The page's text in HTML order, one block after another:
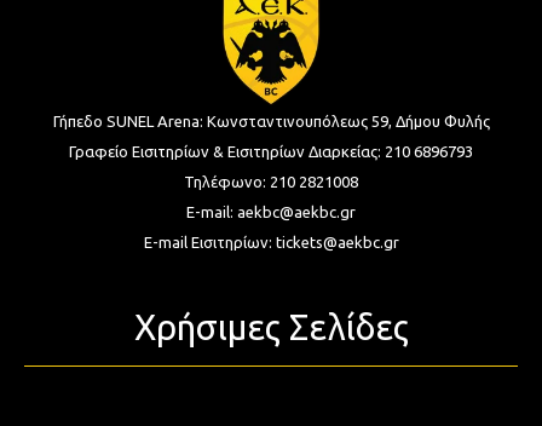
Γήπεδο SUNEL Arena: Κωνσταντινουπόλεως 59, Δήμου Φυλής
Γραφείο Εισιτηρίων & Εισιτηρίων Διαρκείας: 210 6896793
Τηλέφωνο: 210 2821008
E-mail: aekbc@aekbc.gr
E-mail Εισιτηρίων: tickets@aekbc.gr
Χρήσιμες Σελίδες